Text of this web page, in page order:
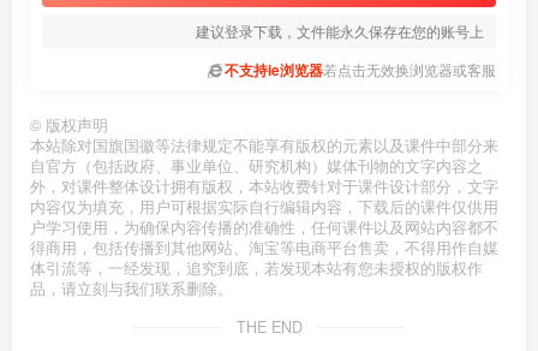
建议登录下载，文件能永久保存在您的账号上
不支持ie浏览器若点击无效换浏览器或客服
© 版权声明
本站除对国旗国徽等法律规定不能享有版权的元素以及课件中部分来
自官方（包括政府、事业单位、研究机构）媒体刊物的文字内容之
外，对课件整体设计拥有版权，本站收费针对于课件设计部分，文字
内容仅为填充，用户可根据实际自行编辑内容，下载后的课件仅供用
户学习使用，为确保内容传播的准确性，任何课件以及网站内容都不
得商用，包括传播到其他网站、淘宝等电商平台售卖，不得用作自媒
体引流等，一经发现，追究到底，若发现本站有您未授权的版权作
品，请立刻与我们联系删除。
THE END